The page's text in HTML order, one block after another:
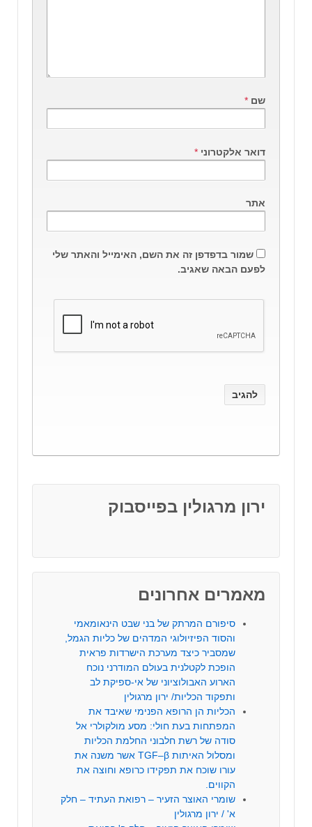
שם *
דואר אלקטרוני *
אתר
שמור בדפדפן זה את השם, האימייל והאתר שלי
לפעם הבאה שאגיב.
ירון מרגולין בפייסבוק
מאמרים אחרונים
סיפורם המרתק של בני שבט הינאומאמי
והסוד הפיזיולוגי המדהים של כליות הגמל,
שמסביר כיצד מערכת הישרדות פראית
הופכת לקטלנית בעולם המודרני נוכח
הארוע האבולוציוני של אי-ספיקת לב
ותפקוד הכליות/ ירון מרגולין
הכליות הן הרופא הפנימי שאיבד את
המפתחות בעת חולי: מסע מולקולרי אל
סודה של רשת חלבוני החלמת הכליות
ומסלול האיתות TGF–β אשר משנה את
עורו שוכח את תפקידו כרופא וחוצה את
הקווים.
שומרי האוצר הזעיר – רפואת העתיד – חלק
א' / ירון מרגולין